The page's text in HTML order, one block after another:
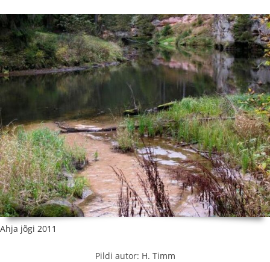
Ahja jõgi 2011
Pildi autor: H. Timm